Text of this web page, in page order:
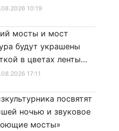
10:19
17:11
мосты и мост
будут украшены
в цветах ленты
Победы
посвятят
ночью и звуковое
мосты»